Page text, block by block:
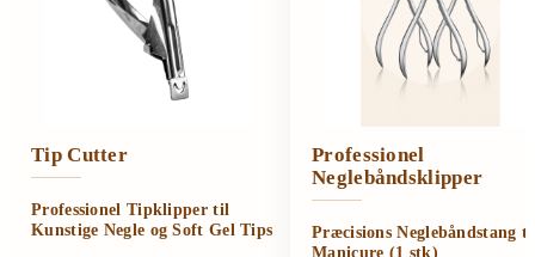
Tip Cutter
Professionel Tipklipper til
Kunstige Negle og Soft Gel Tips
Professionel
Neglebåndsklipper
Præcisions Neglebåndstang
Manicure (1 stk)